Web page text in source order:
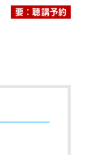
要：聴講予約